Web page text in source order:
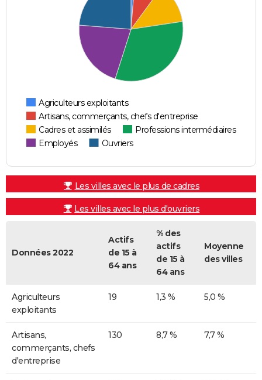
Agriculteurs exploitants
Artisans, commerçants, chefs d'entreprise
Cadres et assimilés
Professions intermédiaires
Employés
Ouvriers
Les villes avec le plus de cadres
Les villes avec le plus d'ouvriers
Données 2022
Actifs
de 15 à
64 ans
% des
actifs
de 15 à
64 ans
Moyenne
des villes
Agriculteurs
exploitants
19 1,3 % 5,0 %
Artisans,
commerçants, chefs
d'entreprise
130 8,7 % 7,7 %